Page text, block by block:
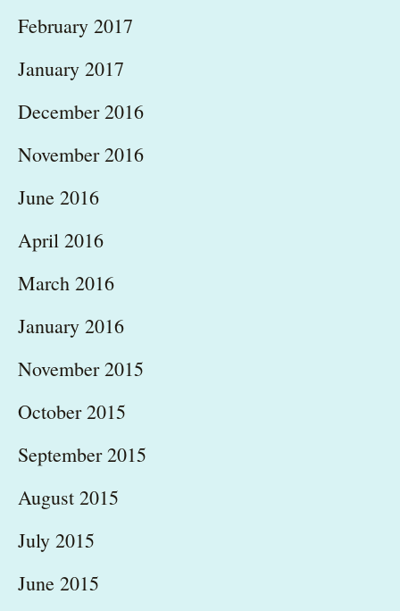
February 2017
January 2017
December 2016
November 2016
June 2016
April 2016
March 2016
January 2016
November 2015
October 2015
September 2015
August 2015
July 2015
June 2015